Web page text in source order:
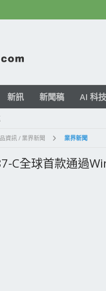
新訊 新聞稿 AI 科技
資訊 / 業界新聞 業界新聞
C全球首款通過